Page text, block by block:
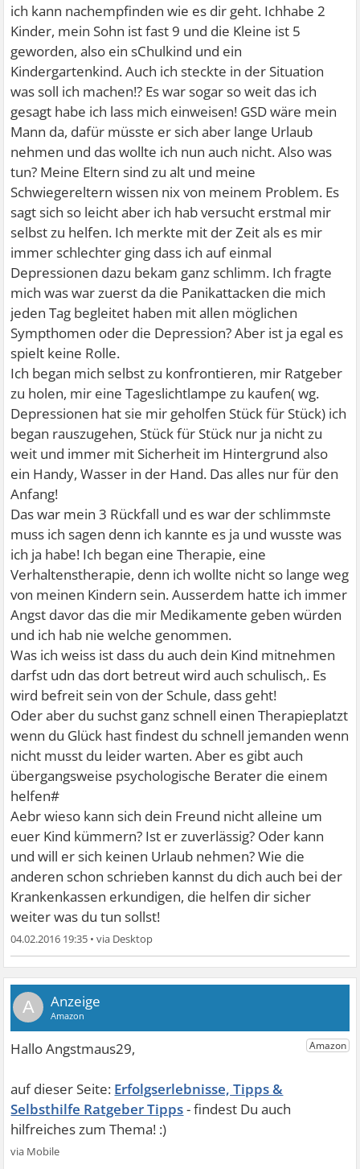
ich kann nachempfinden wie es dir geht. Ichhabe 2
Kinder, mein Sohn ist fast 9 und die Kleine ist 5
geworden, also ein sChulkind und ein
Kindergartenkind. Auch ich steckte in der Situation
was soll ich machen!? Es war sogar so weit das ich
gesagt habe ich lass mich einweisen! GSD wäre mein
Mann da, dafür müsste er sich aber lange Urlaub
nehmen und das wollte ich nun auch nicht. Also was
tun? Meine Eltern sind zu alt und meine
Schwiegereltern wissen nix von meinem Problem. Es
sagt sich so leicht aber ich hab versucht erstmal mir
selbst zu helfen. Ich merkte mit der Zeit als es mir
immer schlechter ging dass ich auf einmal
Depressionen dazu bekam ganz schlimm. Ich fragte
mich was war zuerst da die Panikattacken die mich
jeden Tag begleitet haben mit allen möglichen
Sympthomen oder die Depression? Aber ist ja egal es
spielt keine Rolle.
Ich began mich selbst zu konfrontieren, mir Ratgeber
zu holen, mir eine Tageslichtlampe zu kaufen( wg.
Depressionen hat sie mir geholfen Stück für Stück) ich
began rauszugehen, Stück für Stück nur ja nicht zu
weit und immer mit Sicherheit im Hintergrund also
ein Handy, Wasser in der Hand. Das alles nur für den
Anfang!
Das war mein 3 Rückfall und es war der schlimmste
muss ich sagen denn ich kannte es ja und wusste was
ich ja habe! Ich began eine Therapie, eine
Verhaltenstherapie, denn ich wollte nicht so lange weg
von meinen Kindern sein. Ausserdem hatte ich immer
Angst davor das die mir Medikamente geben würden
und ich hab nie welche genommen.
Was ich weiss ist dass du auch dein Kind mitnehmen
darfst udn das dort betreut wird auch schulisch,. Es
wird befreit sein von der Schule, dass geht!
Oder aber du suchst ganz schnell einen Therapieplatzt
wenn du Glück hast findest du schnell jemanden wenn
nicht musst du leider warten. Aber es gibt auch
übergangsweise psychologische Berater die einem
helfen#
Aebr wieso kann sich dein Freund nicht alleine um
euer Kind kümmern? Ist er zuverlässig? Oder kann
und will er sich keinen Urlaub nehmen? Wie die
anderen schon schrieben kannst du dich auch bei der
Krankenkassen erkundigen, die helfen dir sicher
weiter was du tun sollst!
04.02.2016 19:35 •
A
Erfolgserlebnisse, Tipps &
Selbsthilfe Ratgeber Tipps